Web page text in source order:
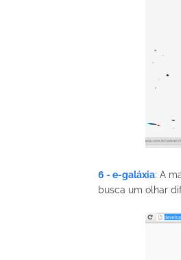
6 - e-galáxia: A
busca um olhar